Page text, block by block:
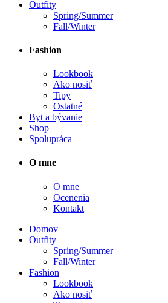
Outfity
Spring/Summer
Fall/Winter
Fashion
Lookbook
Ako nosiť
Tipy
Ostatné
Byt a bývanie
Shop
Spolupráca
O mne
O mne
Ocenenia
Kontakt
Domov
Outfity
Spring/Summer
Fall/Winter
Fashion
Lookbook
Ako nosiť